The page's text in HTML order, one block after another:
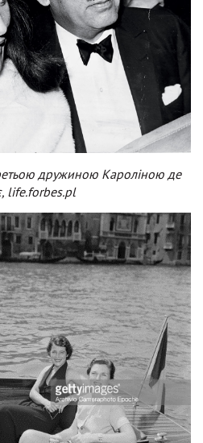
дружиною Кароліною де
life.forbes.pl